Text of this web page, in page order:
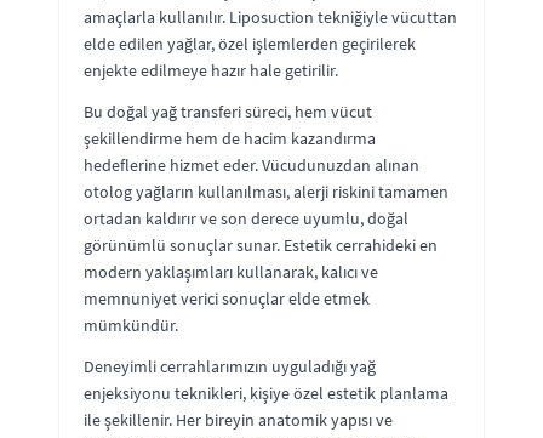
amaçlarla kullanılır. Liposuction tekniğiyle vücuttan
elde edilen yağlar, özel işlemlerden geçirilerek
enjekte edilmeye hazır hale getirilir.
Bu doğal yağ transferi süreci, hem vücut
şekillendirme hem de hacim kazandırma
hedeflerine hizmet eder. Vücudunuzdan alınan
otolog yağların kullanılması, alerji riskini tamamen
ortadan kaldırır ve son derece uyumlu, doğal
görünümlü sonuçlar sunar. Estetik cerrahideki en
modern yaklaşımları kullanarak, kalıcı ve
memnuniyet verici sonuçlar elde etmek
mümkündür.
Deneyimli cerrahlarımızın uyguladığı yağ
enjeksiyonu teknikleri, kişiye özel estetik planlama
ile şekillenir. Her bireyin anatomik yapısı ve